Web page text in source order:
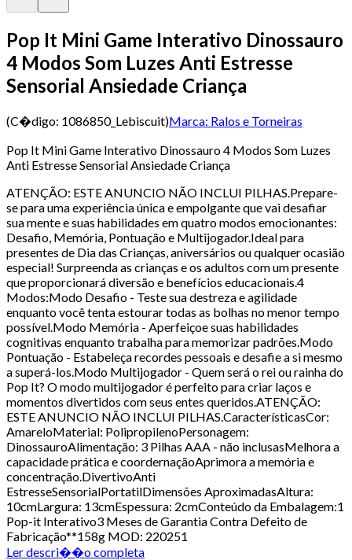
Pop It Mini Game Interativo Dinossauro
4 Modos Som Luzes Anti Estresse
Sensorial Ansiedade Criança
(C�digo: 1086850_Lebiscuit)Marca: Ralos e Torneiras
Pop It Mini Game Interativo Dinossauro 4 Modos Som Luzes
Anti Estresse Sensorial Ansiedade Criança
ATENÇÃO: ESTE ANUNCIO NÃO INCLUI PILHAS.Prepare-
se para uma experiência única e empolgante que vai desafiar
sua mente e suas habilidades em quatro modos emocionantes:
Desafio, Memória, Pontuação e Multijogador.Ideal para
presentes de Dia das Crianças, aniversários ou qualquer ocasião
especial! Surpreenda as crianças e os adultos com um presente
que proporcionará diversão e benefícios educacionais.4
Modos:Modo Desafio - Teste sua destreza e agilidade
enquanto você tenta estourar todas as bolhas no menor tempo
possível.Modo Memória - Aperfeiçoe suas habilidades
cognitivas enquanto trabalha para memorizar padrões.Modo
Pontuação - Estabeleça recordes pessoais e desafie a si mesmo
a superá-los.Modo Multijogador - Quem será o rei ou rainha do
Pop It? O modo multijogador é perfeito para criar laços e
momentos divertidos com seus entes queridos.ATENÇÃO:
ESTE ANUNCIO NÃO INCLUI PILHAS.CaracterísticasCor:
AmareloMaterial: PolipropilenoPersonagem:
DinossauroAlimentação: 3 Pilhas AAA - não inclusasMelhora a
capacidade prática e coordernaçãoAprimora a memória e
concentração.DivertivoAnti
EstresseSensorialPortatilDimensões AproximadasAltura:
10cmLargura: 13cmEspessura: 2cmConteúdo da Embalagem:1
Pop-it Interativo3 Meses de Garantia Contra Defeito de
Fabricação**158g MOD: 220251
Ler descri��o completa